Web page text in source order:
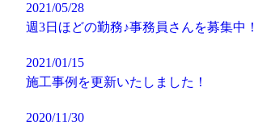
2021/05/28
週3日ほどの勤務♪事務員さんを募集中！
2021/01/15
施工事例を更新いたしました！
2020/11/30